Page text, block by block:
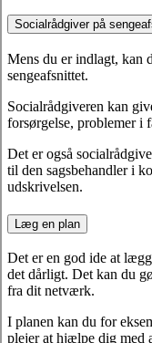
Socialrådgiver på
Mens du er indlagt, kan
sengeafsnittet.
Socialrådgiveren kan
forsørgelse, problemer i
Det er også
til den sagsbehandler i
udskrivelsen.
Læg en plan
Det er en god ide at
det dårligt. Det kan du
fra dit netværk.
I planen kan du for
plejer at hjælpe dig med